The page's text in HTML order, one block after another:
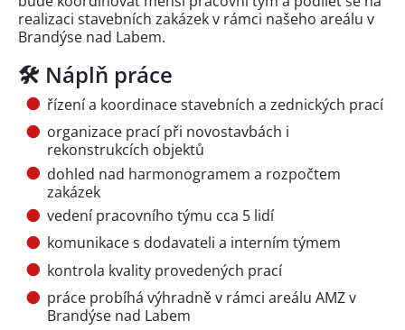
realizaci stavebních zakázek v rámci našeho areálu v
Brandýse nad Labem.
🛠️ Náplň práce
řízení a koordinace stavebních a zednických prací
organizace prací při novostavbách i
rekonstrukcích objektů
dohled nad harmonogramem a rozpočtem
zakázek
vedení pracovního týmu cca 5 lidí
komunikace s dodavateli a interním týmem
kontrola kvality provedených prací
práce probíhá výhradně v rámci areálu AMZ v
Brandýse nad Labem